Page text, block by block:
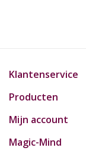
Klantenservice
Producten
Mijn account
Magic-Mind